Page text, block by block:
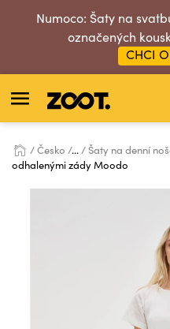
Numoco: Šaty na
označených
CHCI
Česko ... Šaty na denní
odhalenými zády Moodo